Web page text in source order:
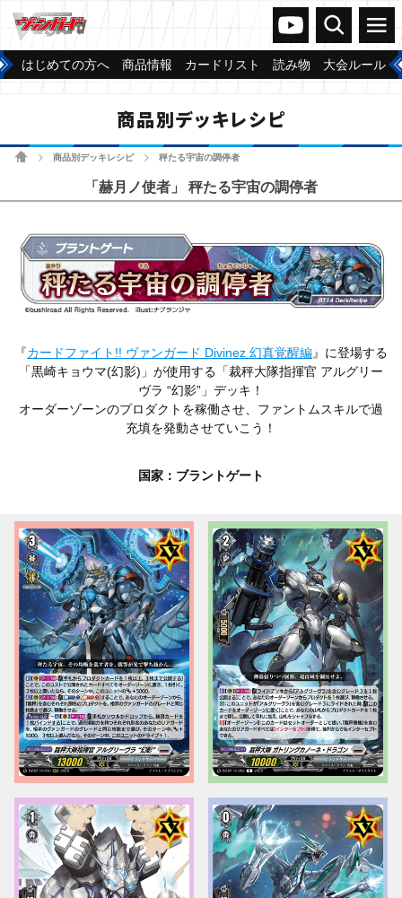
ヴァンガードch
検索 メニュー
はじめての方へ 商品情報 カードリスト 読み物 大会ルール
商品別デッキレシピ
ホーム商品別デッキレシピ 秤たる宇宙の調停者
「赫月ノ使者」 秤たる宇宙の調停者
『カードファイト!! ヴァンガード Divinez 幻真覚醒編』に登場する
「黒崎キョウマ(幻影)」が使用する「裁秤大隊指揮官 アルグリー
ヴラ “幻影”」デッキ！
オーダーゾーンのプロダクトを稼働させ、ファントムスキルで過
充填を発動させていこう！
国家：ブラントゲート